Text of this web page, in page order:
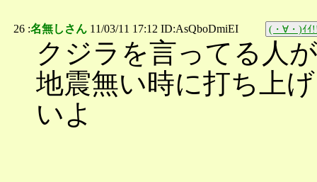
26 :名無しさん 11/03/11 17:12 ID:AsQboDmiEI (・∀・)ｲｲ
クジラを言ってる人
地震無い時に打ち上
いよ